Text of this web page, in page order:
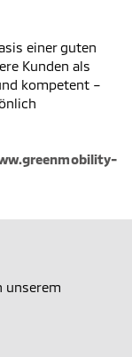
einer guten
Kunden als
kompetent –
unserem